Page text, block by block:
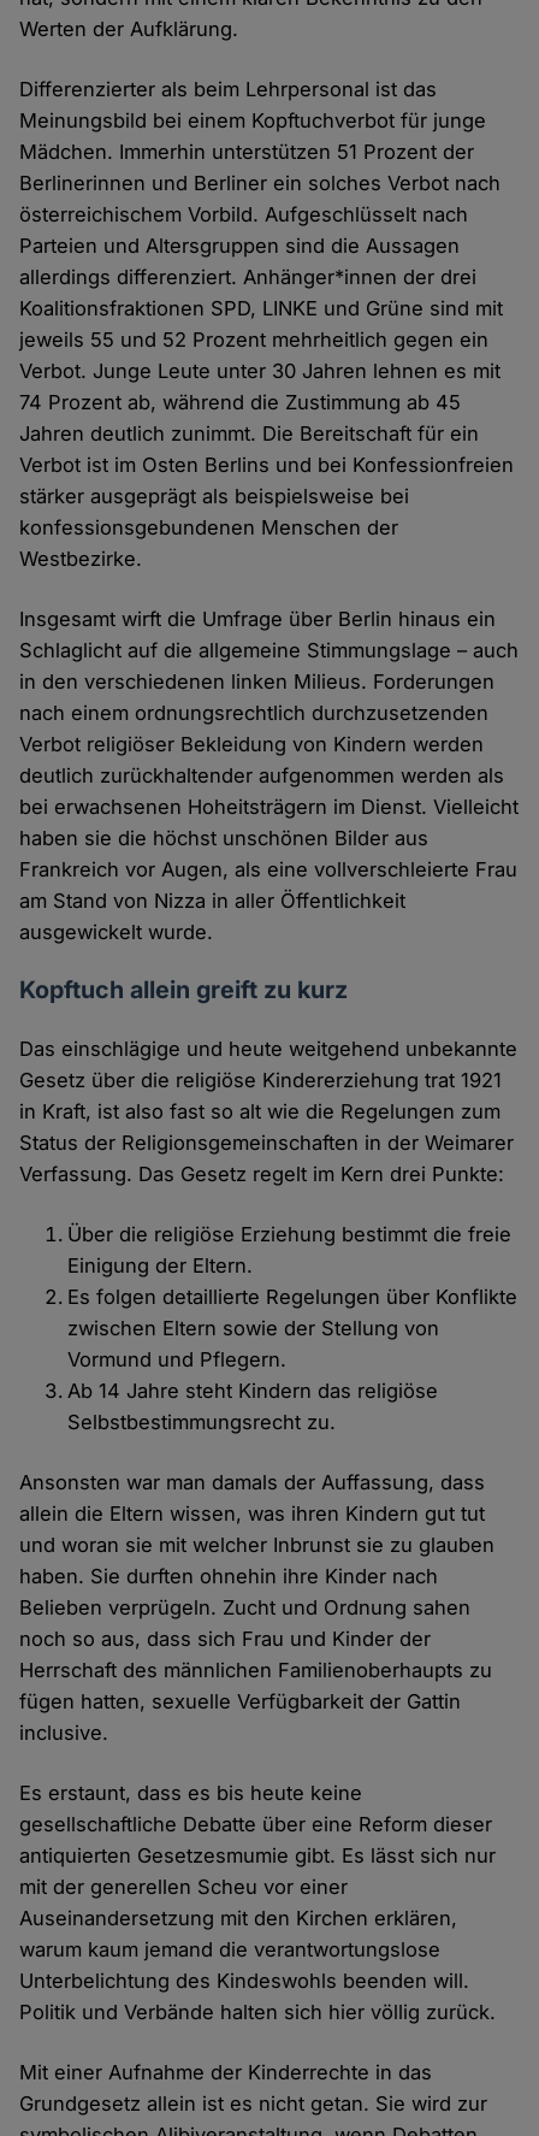
Werten der Aufklärung.
Differenzierter als beim Lehrpersonal ist das
Meinungsbild bei einem Kopftuchverbot für junge
Mädchen. Immerhin unterstützen 51 Prozent der
Berlinerinnen und Berliner ein solches Verbot nach
österreichischem Vorbild. Aufgeschlüsselt nach
Parteien und Altersgruppen sind die Aussagen
allerdings differenziert. Anhänger*innen der drei
Koalitionsfraktionen SPD, LINKE und Grüne sind mit
jeweils 55 und 52 Prozent mehrheitlich gegen ein
Verbot. Junge Leute unter 30 Jahren lehnen es mit
74 Prozent ab, während die Zustimmung ab 45
Jahren deutlich zunimmt. Die Bereitschaft für ein
Verbot ist im Osten Berlins und bei Konfessionfreien
stärker ausgeprägt als beispielsweise bei
konfessionsgebundenen Menschen der
Westbezirke.
Insgesamt wirft die Umfrage über Berlin hinaus ein
Schlaglicht auf die allgemeine Stimmungslage – auch
in den verschiedenen linken Milieus. Forderungen
nach einem ordnungsrechtlich durchzusetzenden
Verbot religiöser Bekleidung von Kindern werden
deutlich zurückhaltender aufgenommen werden als
bei erwachsenen Hoheitsträgern im Dienst. Vielleicht
haben sie die höchst unschönen Bilder aus
Frankreich vor Augen, als eine vollverschleierte Frau
am Stand von Nizza in aller Öffentlichkeit
ausgewickelt wurde.
Kopftuch allein greift zu kurz
Das einschlägige und heute weitgehend unbekannte
Gesetz über die religiöse Kindererziehung trat 1921
in Kraft, ist also fast so alt wie die Regelungen zum
Status der Religionsgemeinschaften in der Weimarer
Verfassung. Das Gesetz regelt im Kern drei Punkte:
Über die religiöse Erziehung bestimmt die freie
Einigung der Eltern.
Es folgen detaillierte Regelungen über Konflikte
zwischen Eltern sowie der Stellung von
Vormund und Pflegern.
Ab 14 Jahre steht Kindern das religiöse
Selbstbestimmungsrecht zu.
Ansonsten war man damals der Auffassung, dass
allein die Eltern wissen, was ihren Kindern gut tut
und woran sie mit welcher Inbrunst sie zu glauben
haben. Sie durften ohnehin ihre Kinder nach
Belieben verprügeln. Zucht und Ordnung sahen
noch so aus, dass sich Frau und Kinder der
Herrschaft des männlichen Familienoberhaupts zu
fügen hatten, sexuelle Verfügbarkeit der Gattin
inclusive.
Es erstaunt, dass es bis heute keine
gesellschaftliche Debatte über eine Reform dieser
antiquierten Gesetzesmumie gibt. Es lässt sich nur
mit der generellen Scheu vor einer
Auseinandersetzung mit den Kirchen erklären,
warum kaum jemand die verantwortungslose
Unterbelichtung des Kindeswohls beenden will.
Politik und Verbände halten sich hier völlig zurück.
Mit einer Aufnahme der Kinderrechte in das
Grundgesetz allein ist es nicht getan. Sie wird zur